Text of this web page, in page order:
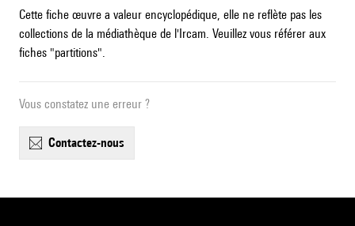
Cette fiche œuvre a valeur encyclopédique, elle ne reflète pas les
collections de la médiathèque de l'Ircam. Veuillez vous référer aux
fiches "partitions".
Vous constatez une erreur ?
contactez-nous